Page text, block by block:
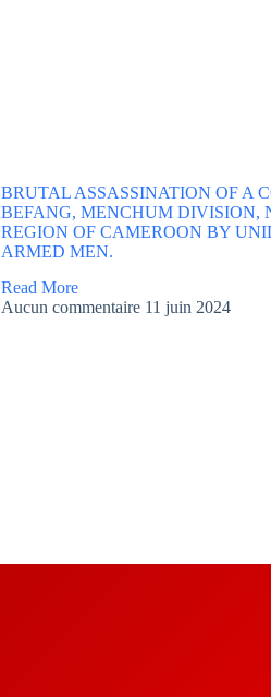
BRUTAL ASSASSINATION OF A
BEFANG, MENCHUM DIVISION,
REGION OF CAMEROON BY
ARMED MEN.
Read More
Aucun commentaire 11 juin 2024